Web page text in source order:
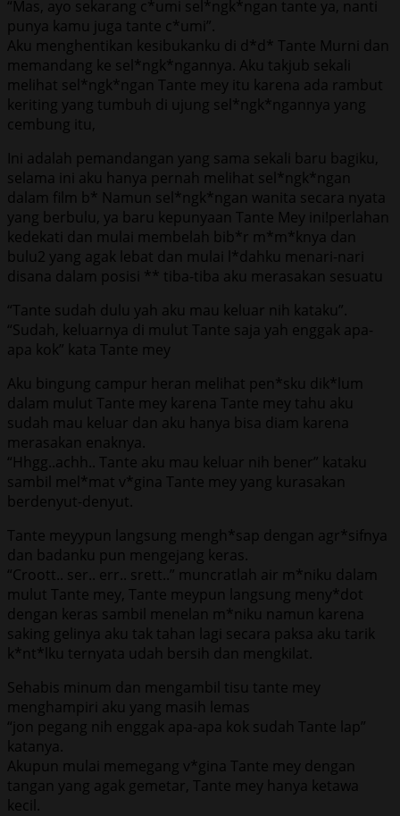
“Mas, ayo sekarang c*umi sel*ngk*ngan tante ya, nanti
punya kamu juga tante c*umi”.
Aku menghentikan kesibukanku di d*d* Tante Murni dan
memandang ke sel*ngk*ngannya. Aku takjub sekali
melihat sel*ngk*ngan Tante mey itu karena ada rambut
keriting yang tumbuh di ujung sel*ngk*ngannya yang
cembung itu,
Ini adalah pemandangan yang sama sekali baru bagiku,
selama ini aku hanya pernah melihat sel*ngk*ngan
dalam film b* Namun sel*ngk*ngan wanita secara nyata
yang berbulu, ya baru kepunyaan Tante Mey ini!perlahan
kedekati dan mulai membelah bib*r m*m*knya dan
bulu2 yang agak lebat dan mulai l*dahku menari-nari
disana dalam posisi ** tiba-tiba aku merasakan sesuatu
“Tante sudah dulu yah aku mau keluar nih kataku”.
“Sudah, keluarnya di mulut Tante saja yah enggak apa-
apa kok” kata Tante mey
Aku bingung campur heran melihat pen*sku dik*lum
dalam mulut Tante mey karena Tante mey tahu aku
sudah mau keluar dan aku hanya bisa diam karena
merasakan enaknya.
“Hhgg..achh.. Tante aku mau keluar nih bener” kataku
sambil mel*mat v*gina Tante mey yang kurasakan
berdenyut-denyut.
Tante meyypun langsung mengh*sap dengan agr*sifnya
dan badanku pun mengejang keras.
“Croott.. ser.. err.. srett..” muncratlah air m*niku dalam
mulut Tante mey, Tante meypun langsung meny*dot
dengan keras sambil menelan m*niku namun karena
saking gelinya aku tak tahan lagi secara paksa aku tarik
k*nt*lku ternyata udah bersih dan mengkilat.
Sehabis minum dan mengambil tisu tante mey
menghampiri aku yang masih lemas
“jon pegang nih enggak apa-apa kok sudah Tante lap”
katanya.
Akupun mulai memegang v*gina Tante mey dengan
tangan yang agak gemetar, Tante mey hanya ketawa
kecil.